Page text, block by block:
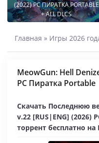
(2022) PC ПИРАТКА PORTABLE
+ ALL DLCS
Главная » Игры 2026
MeowGun: Hell
PC Пиратка Portable
Скачать Последнюю
v.22 [RUS|ENG] (2026)
торрент бесплатно